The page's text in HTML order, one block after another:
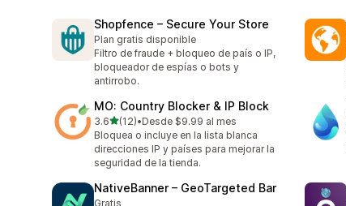
Shopfence – Secure Your Store
Plan gratis disponible
Filtro de fraude + bloqueo de país o IP,
bloqueador de espías o bots y
antirrobo.
MO: Country Blocker & IP Block
3.6de 5 estrellas
(12)
12 reseñas en total
•Desde $9.99 al mes
Bloquea o incluye en la lista blanca
direcciones IP y países para mejorar la
seguridad de la tienda.
NativeBanner – GeoTargeted Bar
Gratis